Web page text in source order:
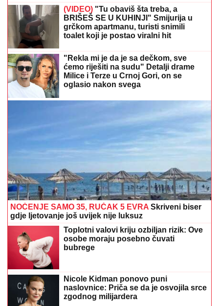
(VIDEO) "Tu obaviš šta treba, a
BRIŠEŠ SE U KUHINJI" Smijurija u
grčkom apartmanu, turisti snimili
toalet koji je postao viralni hit
"Rekla mi je da je sa dečkom, sve
ćemo riješiti na sudu" Detalji drame
Milice i Terze u Crnoj Gori, on se
oglasio nakon svega
NOĆENJE SAMO 35, RUČAK 5 EVRA Skriveni biser
gdje ljetovanje još uvijek nije luksuz
Toplotni valovi kriju ozbiljan rizik: Ove
osobe moraju posebno čuvati
bubrege
Nicole Kidman ponovo puni
naslovnice: Priča se da je osvojila srce
zgodnog milijardera